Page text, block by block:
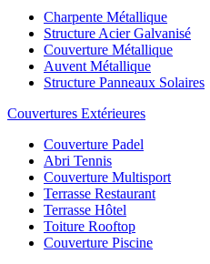
Charpente Métallique
Structure Acier Galvanisé
Couverture Métallique
Auvent Métallique
Structure Panneaux Solaires
Couvertures Extérieures
Couverture Padel
Abri Tennis
Couverture Multisport
Terrasse Restaurant
Terrasse Hôtel
Toiture Rooftop
Couverture Piscine